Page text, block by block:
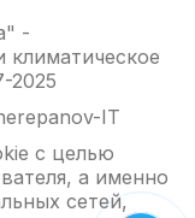
-
2025
IT
с целью
а именно
сетей,